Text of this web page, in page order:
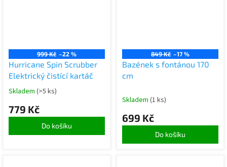
999 Kč –22 %
Hurricane Spin Scrubber
Elektrický čistící kartáč
Skladem (>5 ks)
779 Kč
Do košíku
849 Kč –17 %
Bazének s fontánou 170
cm
Skladem (1 ks)
699 Kč
Do košíku